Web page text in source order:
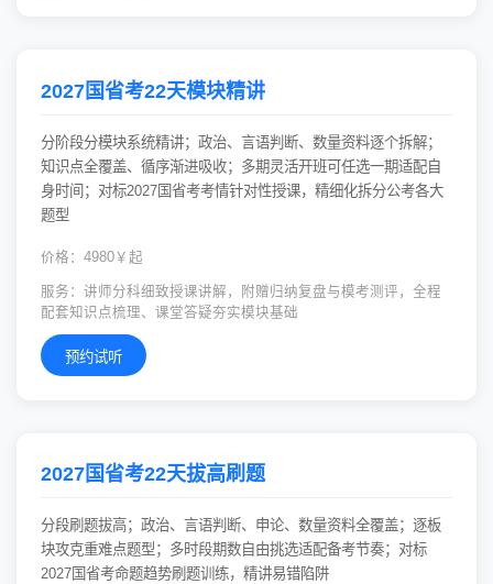
2027国省考22天模块精讲
分阶段分模块系统精讲；政治、言语判断、数量资料逐个拆解；
知识点全覆盖、循序渐进吸收；多期灵活开班可任选一期适配自
身时间；对标2027国省考考情针对性授课，精细化拆分公考各大
题型
价格：4980￥起
服务：讲师分科细致授课讲解，附赠归纳复盘与模考测评，全程
配套知识点梳理、课堂答疑夯实模块基础
预约试听
2027国省考22天拔高刷题
分段刷题拔高；政治、言语判断、申论、数量资料全覆盖；逐板
块攻克重难点题型；多时段期数自由挑选适配备考节奏；对标
2027国省考命题趋势刷题训练，精讲易错陷阱